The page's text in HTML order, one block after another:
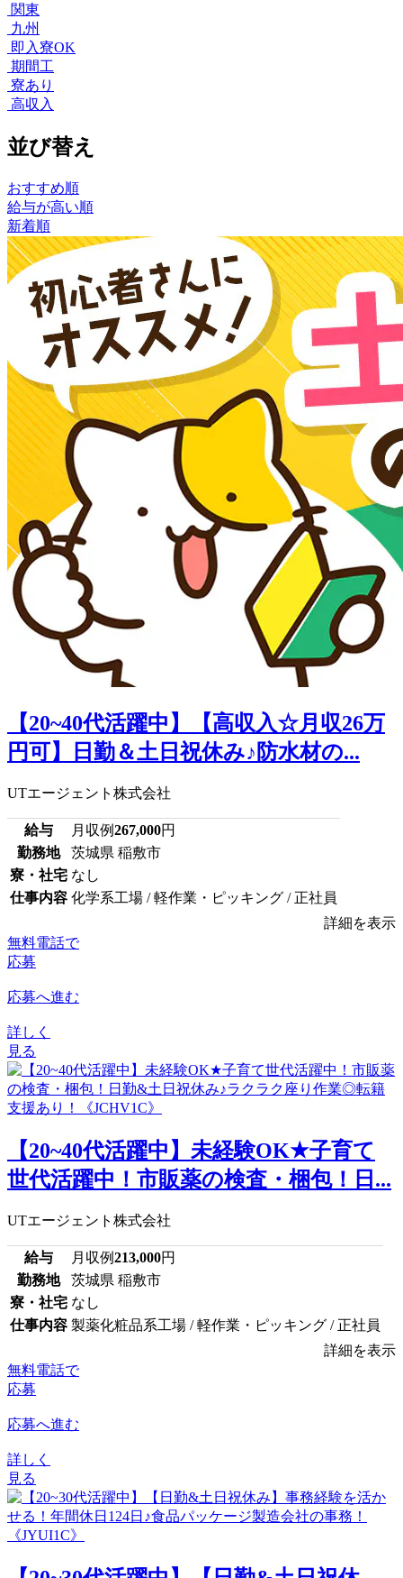
関東
九州
即入寮OK
期間工
寮あり
高収入
並び替え
おすすめ順
給与が高い順
新着順
【20~40代活躍中】【高収入☆月収26万
円可】日勤＆土日祝休み♪防水材の...
UTエージェント株式会社
給与 月収例267,000円
勤務地
茨城県 稲敷市
寮・社宅 なし
仕事内容 化学系工場 / 軽作業・ピッキング / 正社員
詳細を表示
無料電話で
応募
応募へ進む
詳しく
見る
【20~40代活躍中】未経験OK★子育て
世代活躍中！市販薬の検査・梱包！日...
UTエージェント株式会社
給与 月収例213,000円
勤務地
茨城県 稲敷市
寮・社宅 なし
仕事内容 製薬化粧品系工場 / 軽作業・ピッキング / 正社員
詳細を表示
無料電話で
応募
応募へ進む
詳しく
見る